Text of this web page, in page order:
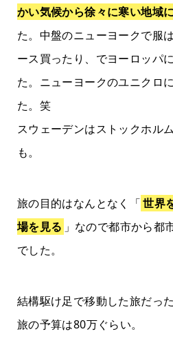
かい気候から徐々に寒い地域
た。中盤のニューヨークで服
ース買ったり、でヨーロッパ
た。ニューヨークのユニクロ
た。笑
スウェーデンはストックホル
も。
旅の目的はなんとなく「世界
場を見る 」なので都市から都
でした。
結構駆け足で移動した旅だっ
旅の予算は80万ぐらい。